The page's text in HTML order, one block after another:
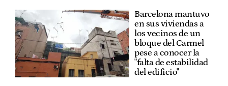
Barcelona mantuvo
en sus viviendas a
los vecinos de un
bloque del Carmel
pese a conocer la
"falta de estabilidad
del edificio"